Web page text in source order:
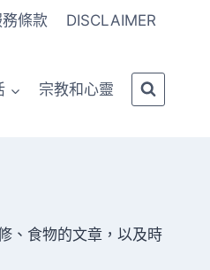
條款 DISCLAIMER
宗教和心靈
、食物的文章，以及時